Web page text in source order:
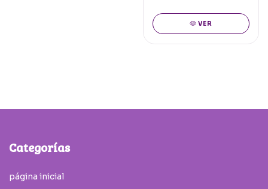
VER
Categorías
página inicial